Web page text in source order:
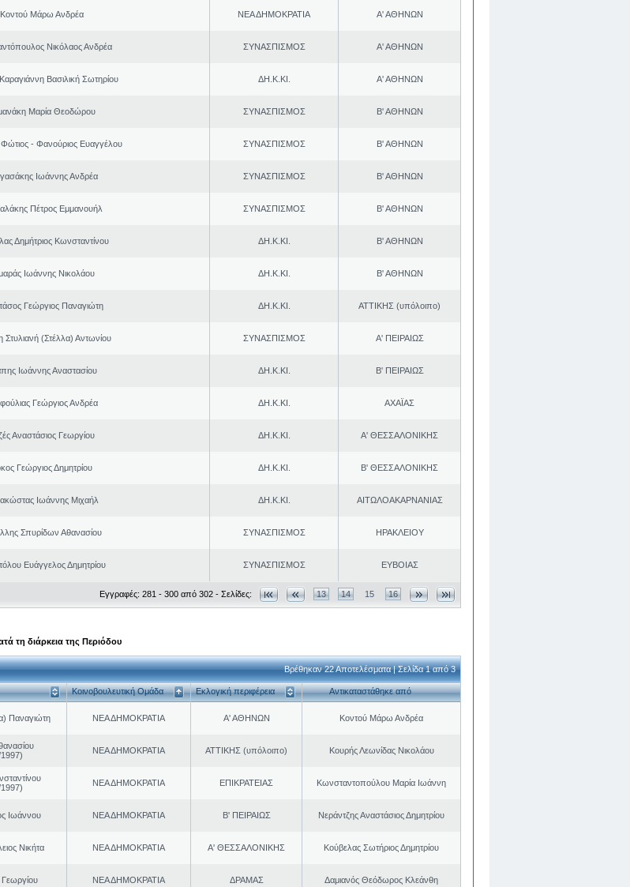
Κοντού Μάρω Ανδρέα ΝΕΑ ΔΗΜΟΚΡΑΤΙΑ Α' ΑΘΗΝΩΝ
Νικόλαος Ανδρέα ΣΥΝΑΣΠΙΣΜΟΣ Α' ΑΘΗΝΩΝ
Βασιλική Σωτηρίου ΔΗ.Κ.ΚΙ. Α' ΑΘΗΝΩΝ
Μαρία Θεοδώρου ΣΥΝΑΣΠΙΣΜΟΣ Β' ΑΘΗΝΩΝ
- Φανούριος Ευαγγέλου ΣΥΝΑΣΠΙΣΜΟΣ Β' ΑΘΗΝΩΝ
Ιωάννης Ανδρέα ΣΥΝΑΣΠΙΣΜΟΣ Β' ΑΘΗΝΩΝ
Πέτρος Εμμανουήλ ΣΥΝΑΣΠΙΣΜΟΣ Β' ΑΘΗΝΩΝ
Δημήτριος Κωνσταντίνου ΔΗ.Κ.ΚΙ. Β' ΑΘΗΝΩΝ
Ιωάννης Νικολάου ΔΗ.Κ.ΚΙ. Β' ΑΘΗΝΩΝ
Γεώργιος Παναγιώτη ΔΗ.Κ.ΚΙ. ΑΤΤΙΚΗΣ (υπόλοιπο)
Στυλιανή (Στέλλα) Αντωνίου ΣΥΝΑΣΠΙΣΜΟΣ Α' ΠΕΙΡΑΙΩΣ
Ιωάννης Αναστασίου ΔΗ.Κ.ΚΙ. Β' ΠΕΙΡΑΙΩΣ
Γεώργιος Ανδρέα ΔΗ.Κ.ΚΙ. ΑΧΑΪΑΣ
Αναστάσιος Γεωργίου ΔΗ.Κ.ΚΙ. Α' ΘΕΣΣΑΛΟΝΙΚΗΣ
Γεώργιος Δημητρίου ΔΗ.Κ.ΚΙ. Β' ΘΕΣΣΑΛΟΝΙΚΗΣ
Ιωάννης Μιχαήλ ΔΗ.Κ.ΚΙ. ΑΙΤΩΛΟΑΚΑΡΝΑΝΙΑΣ
Σπυρίδων Αθανασίου ΣΥΝΑΣΠΙΣΜΟΣ ΗΡΑΚΛΕΙΟΥ
Ευάγγελος Δημητρίου ΣΥΝΑΣΠΙΣΜΟΣ ΕΥΒΟΙΑΣ
Εγγραφές: 281 - 300 από 302 - Σελίδες: 13 14 15 16
τη διάρκεια της Περιόδου
Βρέθηκαν 22 Αποτελέσματα | Σελίδα 1 από 3
Κοινοβουλευτική Ομάδα Εκλογική περιφέρεια Αντικαταστάθηκε από
Παναγιώτη ΝΕΑ ΔΗΜΟΚΡΑΤΙΑ Α' ΑΘΗΝΩΝ Κοντού Μάρω Ανδρέα
ΝΕΑ ΔΗΜΟΚΡΑΤΙΑ ΑΤΤΙΚΗΣ (υπόλοιπο) Κουρής Λεωνίδας Νικολάου
ΝΕΑ ΔΗΜΟΚΡΑΤΙΑ ΕΠΙΚΡΑΤΕΙΑΣ Κωνσταντοπούλου Μαρία Ιωάννη
Ιωάννου ΝΕΑ ΔΗΜΟΚΡΑΤΙΑ Β' ΠΕΙΡΑΙΩΣ Νεράντζης Αναστάσιος Δημητρίου
Νικήτα ΝΕΑ ΔΗΜΟΚΡΑΤΙΑ Α' ΘΕΣΣΑΛΟΝΙΚΗΣ Κούβελας Σωτήριος Δημητρίου
Γεωργίου ΝΕΑ ΔΗΜΟΚΡΑΤΙΑ ΔΡΑΜΑΣ Δαμιανός Θεόδωρος Κλεάνθη